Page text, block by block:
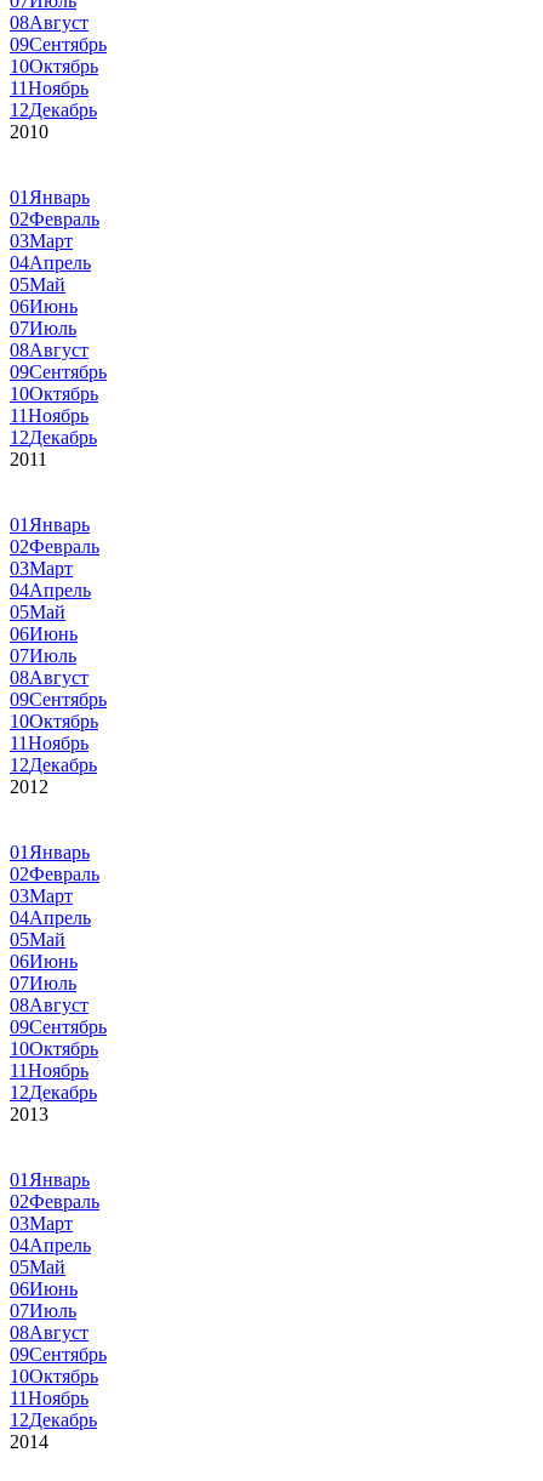
08Август
09Сентябрь
10Октябрь
11Ноябрь
12Декабрь
2010
01 Январь
02Февраль
03Март
04Апрель
05Май
06Июнь
07Июль
08Август
09Сентябрь
10Октябрь
11Ноябрь
12Декабрь
2011
01 Январь
02Февраль
03Март
04Апрель
05Май
06Июнь
07Июль
08Август
09Сентябрь
10Октябрь
11Ноябрь
12Декабрь
2012
01 Январь
02Февраль
03Март
04Апрель
05Май
06Июнь
07Июль
08Август
09Сентябрь
10Октябрь
11Ноябрь
12Декабрь
2013
01 Январь
02Февраль
03Март
04Апрель
05Май
06Июнь
07Июль
08Август
09Сентябрь
10Октябрь
11Ноябрь
12Декабрь
2014